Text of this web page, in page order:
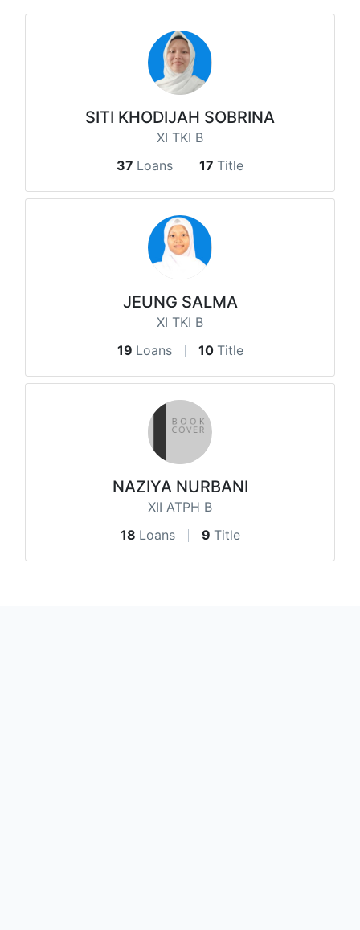
SITI KHODIJAH SOBRINA
XI TKI B
37 Loans 17 Title
JEUNG SALMA
XI TKI B
19 Loans 10 Title
NAZIYA NURBANI
XII ATPH B
18 Loans 9 Title